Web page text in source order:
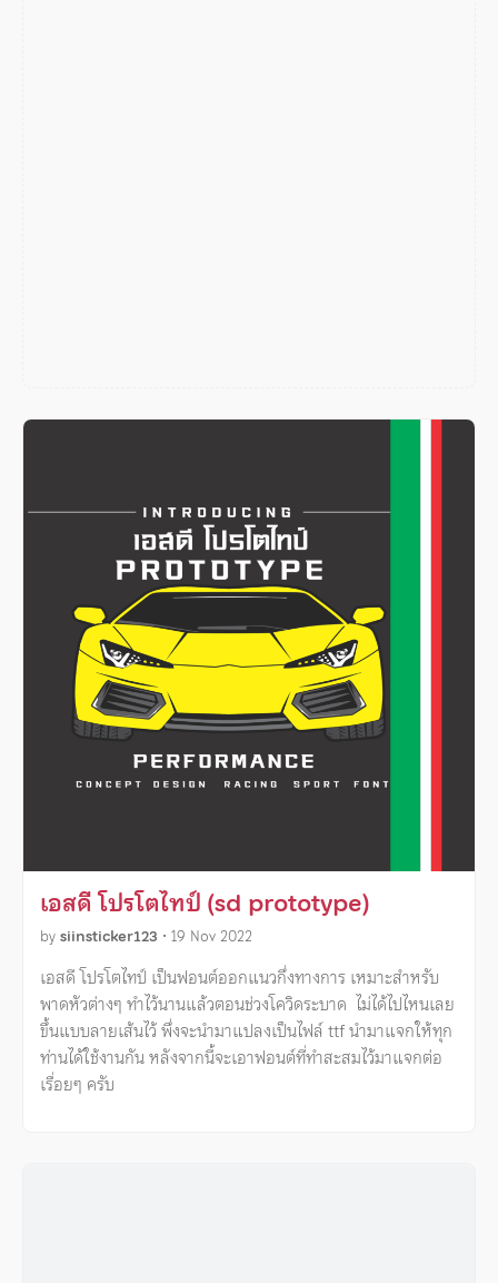
เอสดี โปรโตไทป์ (sd prototype)
bysiinsticker123 • 19 Nov 2022
เอสดี โปรโตไทป์ เป็นฟอนต์ออกแนวกึ่งทางการ เหมาะสำหรับ
พาดหัวต่างๆ ทำไว้นานแล้วตอนช่วงโควิดระบาด ไม่ได้ไปไหนเลย
ขึ้นแบบลายเส้นไว้ พึ่งจะนำมาแปลงเป็นไฟล์ ttf นำมาแจกให้ทุก
ท่านได้ใช้งานกัน หลังจากนี้จะเอาฟอนต์ที่ทำสะสมไว้มาแจกต่อ
เรื่อยๆ ครับ